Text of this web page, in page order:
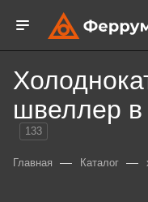
швеллер в
133
Главная — Каталог —